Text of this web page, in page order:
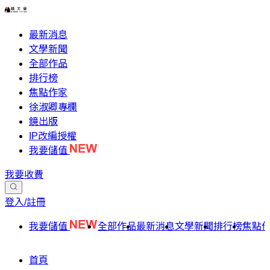
最新消息
文學新聞
全部作品
排行榜
焦點作家
徐淑卿專欄
鏡出版
IP改編授權
我要儲值
我要收費
登入/註冊
我要儲值 全部作品最新消息文學新聞排行榜焦點
首頁